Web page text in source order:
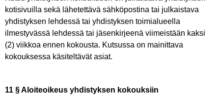
kotisivuilla sekä lähetettävä sähköpostina tai julkaistava
yhdistyksen lehdessä tai yhdistyksen toimialueella
ilmestyvässä lehdessä tai jäsenkirjeenä viimeistään kaksi
(2) viikkoa ennen kokousta. Kutsussa on mainittava
kokouksessa käsiteltävät asiat.
11 § Aloiteoikeus yhdistyksen kokouksiin